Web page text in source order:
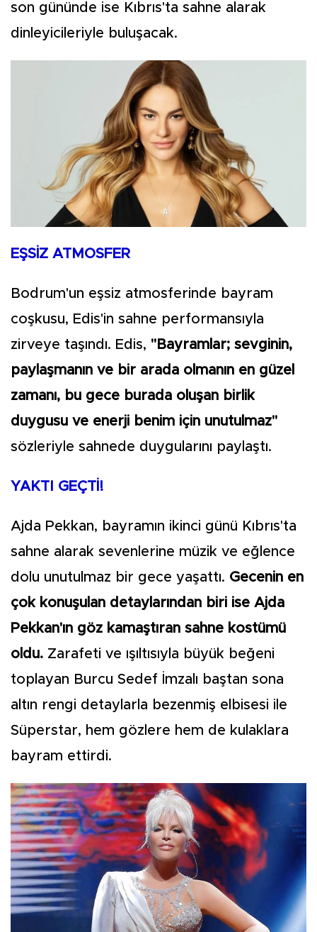
son gününde ise Kıbrıs'ta sahne alarak
dinleyicileriyle buluşacak.
EŞSİZ ATMOSFER
Bodrum'un eşsiz atmosferinde bayram
coşkusu, Edis'in sahne performansıyla
zirveye taşındı. Edis, "Bayramlar; sevginin,
paylaşmanın ve bir arada olmanın en güzel
zamanı, bu gece burada oluşan birlik
duygusu ve enerji benim için unutulmaz"
sözleriyle sahnede duygularını paylaştı.
YAKTI GEÇTİ!
Ajda Pekkan, bayramın ikinci günü Kıbrıs'ta
sahne alarak sevenlerine müzik ve eğlence
dolu unutulmaz bir gece yaşattı. Gecenin en
çok konuşulan detaylarından biri ise Ajda
Pekkan'ın göz kamaştıran sahne kostümü
oldu. Zarafeti ve ışıltısıyla büyük beğeni
toplayan Burcu Sedef İmzalı baştan sona
altın rengi detaylarla bezenmiş elbisesi ile
Süperstar, hem gözlere hem de kulaklara
bayram ettirdi.